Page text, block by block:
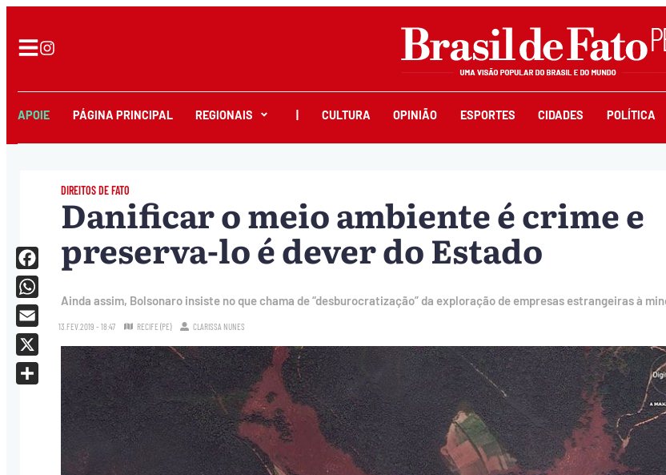
APOIE PÁGINA PRINCIPAL REGIONAIS CULTURA OPINIÃO ESPORTES CIDADES POLÍTICA
DIREITOS DE FATO
Danificar o meio ambiente é crime e
preserva-lo é dever do Estado
Ainda assim, Bolsonaro insiste no que chama de “desburocratização” da exploração de empresas estrangeiras à
13.FEV.2019 - 18:47 RECIFE (PE) CLARISSA NUNES
Facebook
WhatsApp
Email
X